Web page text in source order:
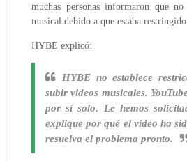
muchas personas informaron que
musical debido a que estaba restringido.
HYBE explicó:
HYBE no establece
subir videos musicales.
por sí solo. Le hemos
explique por qué el video ha
resuelva el problema pronto.